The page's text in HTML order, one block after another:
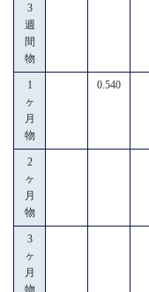
3
週
間
物
1
ヶ
月
物
0.540
2
ヶ
月
物
3
ヶ
月
物